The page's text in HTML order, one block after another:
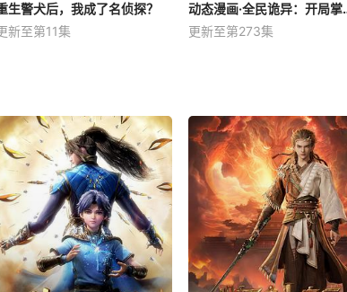
生警犬后，我成了名侦探？
新至第11集
动态漫画·
更新至第273集